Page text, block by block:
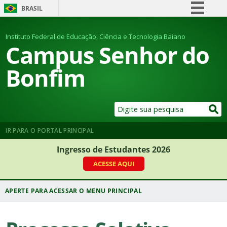
BRASIL
Comunica BR
Participe
Instituto Federal de Educação, Ciência e Tecnologia Baiano
Campus Senhor do
Bonfim
IR PARA O PORTAL PRINCIPAL
Ingresso de Estudantes 2026
ACESSE AQUI